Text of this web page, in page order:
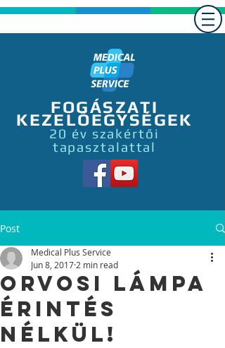
FOGÁSZATI
KEZELŐEGYSÉGEK
20 év szakértői
tapasztalattal
Post
Orvosi lámpa
érintés
nélkül!
Medical Plus Service
Jun 8, 2017 2 min read